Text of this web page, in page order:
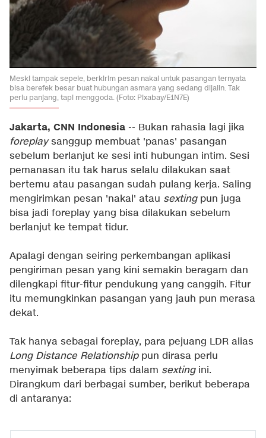
Meski tampak sepele, berkirim pesan nakal untuk pasangan ternyata
bisa berefek besar buat hubungan asmara yang sedang dijalin. Tak
perlu panjang, tapi menggoda. (Foto: Pixabay/E1N7E)
Jakarta, CNN Indonesia -- Bukan rahasia lagi jika
foreplaysanggup membuat 'panas' pasangan
sebelum berlanjut ke sesi inti hubungan intim. Sesi
pemanasan itu tak harus selalu dilakukan saat
bertemu atau pasangan sudah pulang kerja. Saling
mengirimkan pesan 'nakal' atau sextingpun juga
bisa jadi foreplay yang bisa dilakukan sebelum
berlanjut ke tempat tidur.
Apalagi dengan seiring perkembangan aplikasi
pengiriman pesan yang kini semakin beragam dan
dilengkapi fitur-fitur pendukung yang canggih. Fitur
itu memungkinkan pasangan yang jauh pun merasa
dekat.
Tak hanya sebagai foreplay, para pejuang LDR alias
Long Distance Relationshippun dirasa perlu
menyimak beberapa tips dalam sextingini.
Dirangkum dari berbagai sumber, berikut beberapa
di antaranya: